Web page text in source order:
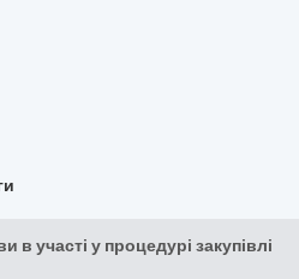
в участі у процедурі закупівлі